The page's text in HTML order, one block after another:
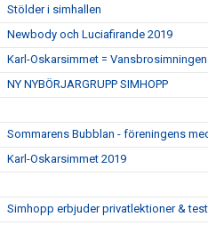
Stölder i simhallen
Newbody och Luciafirande 2019
Karl-Oskarsimmet =
NY NYBÖRJARGRUPP SIMHOPP
Sommarens Bubblan - föreningens
Karl-Oskarsimmet 2019
Simhopp erbjuder privatlektioner &